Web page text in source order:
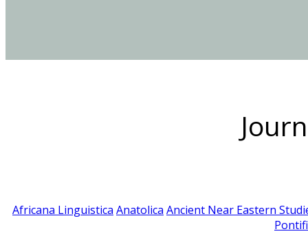
Africana Linguistica Anatolica Ancient Near Eastern